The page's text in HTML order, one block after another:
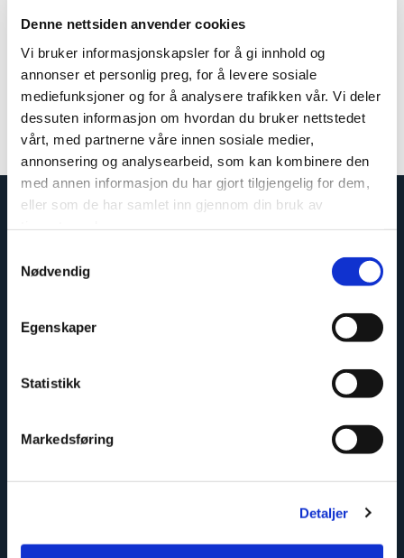
Denne nettsiden anvender cookies
Vi bruker informasjonskapsler for å gi innhold og
annonser et personlig preg, for å levere sosiale
mediefunksjoner og for å analysere trafikken vår. Vi deler
dessuten informasjon om hvordan du bruker nettstedet
vårt, med partnerne våre innen sosiale medier,
annonsering og analysearbeid, som kan kombinere den
med annen informasjon du har gjort tilgjengelig for dem,
eller som de har samlet inn gjennom din bruk av
Nødvendig
Egenskaper
Statistikk
Markedsføring
Detaljer
Accessories Kitchen Board
L-profile for Kitchen Board
Colour: Aluminium
Article number: 102310-E